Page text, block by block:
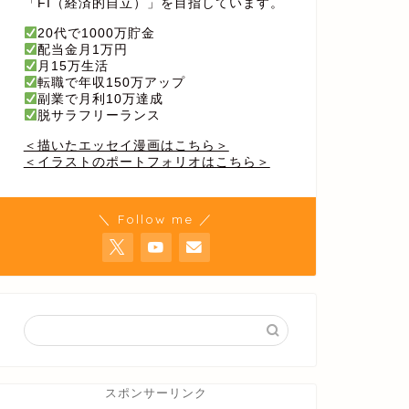
「FI（経済的自立）」を目指しています。
20代で1000万貯金
配当金月1万円
月15万生活
転職で年収150万アップ
副業で月利10万達成
脱サラフリーランス
＜描いたエッセイ漫画はこちら＞
＜イラストのポートフォリオはこちら＞
＼ Follow me ／
スポンサーリンク